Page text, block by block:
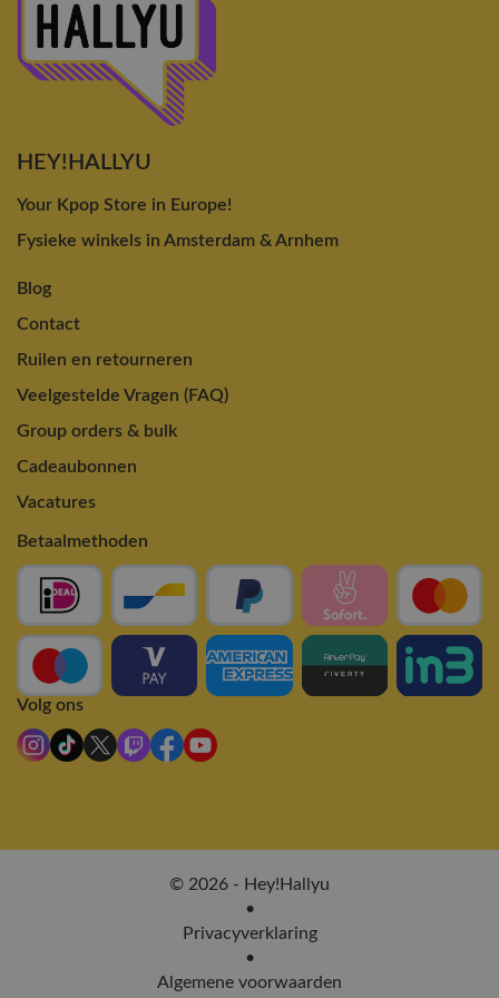
HEY!HALLYU
Your Kpop Store in Europe!
Fysieke winkels in Amsterdam & Arnhem
Blog
Contact
Ruilen en retourneren
Veelgestelde Vragen (FAQ)
Group orders & bulk
Cadeaubonnen
Vacatures
Betaalmethoden
Volg ons
© 2026 - Hey!Hallyu
•
Privacyverklaring
•
Algemene voorwaarden